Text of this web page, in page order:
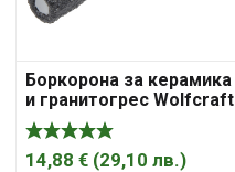
Боркорона за керамика
и гранитогрес Wolfcraft
с диамантена посипка с
резба М14х2 10 мм, 45
мм
14,88 € (29,10 лв.)